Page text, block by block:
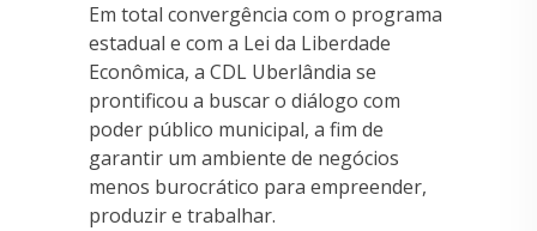
Em total convergência com o programa
estadual e com a Lei da Liberdade
Econômica, a CDL Uberlândia se
prontificou a buscar o diálogo com
poder público municipal, a fim de
garantir um ambiente de negócios
menos burocrático para empreender,
produzir e trabalhar.